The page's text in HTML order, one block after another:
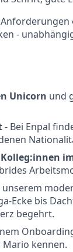
-
Unicorn und
- Bei Enpal
unserem
Ecke bis
begehrt.
kennen.